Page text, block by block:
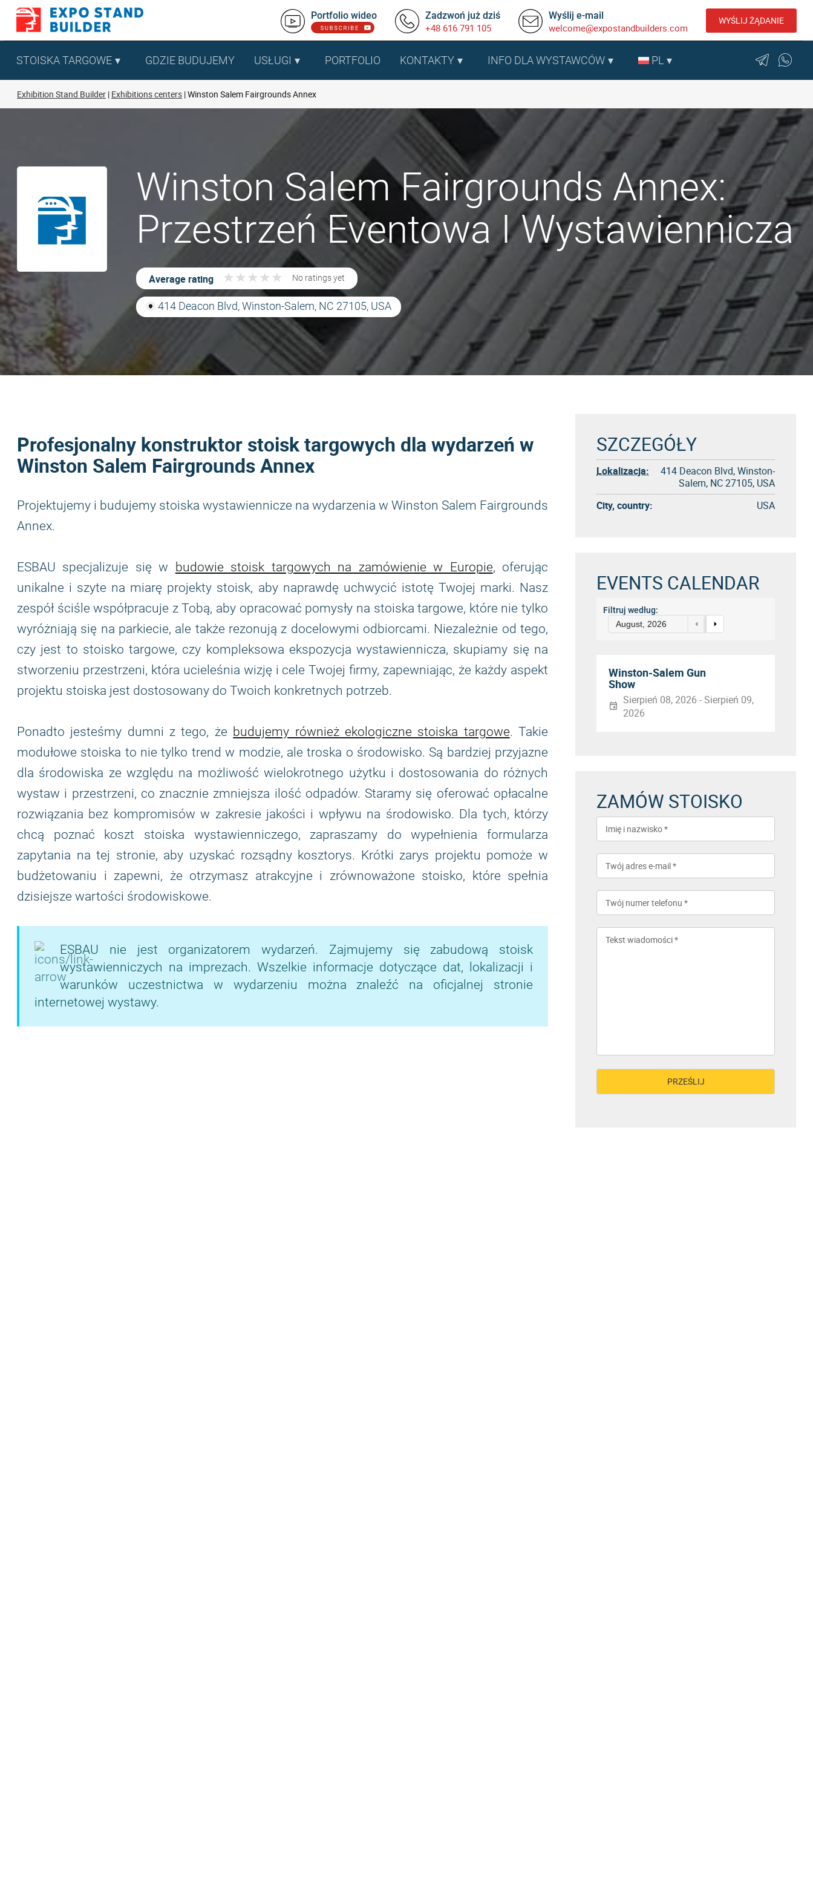
Skip
content
Portfolio wideo Zadzwoń już dziś
+48 616 791 105
Wyślij e-mail
welcome@expostandbuilders.com
WYŚLIJ ŻĄDANIE
STOISKA TARGOWE GDZIE BUDUJEMY USŁUGI PORTFOLIO KONTAKTY INFO DLA WYSTAWCÓW PL
Exhibition Stand Builder Exhibitions centers Winston Salem Fairgrounds Annex
Winston Salem Fairgrounds Annex:
Przestrzeń Eventowa I Wystawiennicza
Average rating ★ ★ ★ ★ ★
★ ★ ★ ★ ★ No ratings yet
414 Deacon Blvd, Winston-Salem, NC 27105, USA
Profesjonalny konstruktor stoisk targowych dla wydarzeń w
Winston Salem Fairgrounds Annex
Projektujemy i budujemy stoiska wystawiennicze na wydarzenia w Winston Salem Fairgrounds
Annex.
ESBAU specjalizuje się w budowie stoisk targowych na zamówienie w Europie, oferując
unikalne i szyte na miarę projekty stoisk, aby naprawdę uchwycić istotę Twojej marki. Nasz
zespół ściśle współpracuje z Tobą, aby opracować pomysły na stoiska targowe, które nie tylko
wyróżniają się na parkiecie, ale także rezonują z docelowymi odbiorcami. Niezależnie od tego,
czy jest to stoisko targowe, czy kompleksowa ekspozycja wystawiennicza, skupiamy się na
stworzeniu przestrzeni, która ucieleśnia wizję i cele Twojej firmy, zapewniając, że każdy aspekt
projektu stoiska jest dostosowany do Twoich konkretnych potrzeb.
Ponadto jesteśmy dumni z tego, że budujemy również ekologiczne stoiska targowe. Takie
modułowe stoiska to nie tylko trend w modzie, ale troska o środowisko. Są bardziej przyjazne
dla środowiska ze względu na możliwość wielokrotnego użytku i dostosowania do różnych
wystaw i przestrzeni, co znacznie zmniejsza ilość odpadów. Staramy się oferować opłacalne
rozwiązania bez kompromisów w zakresie jakości i wpływu na środowisko. Dla tych, którzy
chcą poznać koszt stoiska wystawienniczego, zapraszamy do wypełnienia formularza
zapytania na tej stronie, aby uzyskać rozsądny kosztorys. Krótki zarys projektu pomoże w
budżetowaniu i zapewni, że otrzymasz atrakcyjne i zrównoważone stoisko, które spełnia
dzisiejsze wartości środowiskowe.
ESBAU nie jest organizatorem wydarzeń. Zajmujemy się zabudową stoisk
wystawienniczych na imprezach. Wszelkie informacje dotyczące dat, lokalizacji i
warunków uczestnictwa w wydarzeniu można znaleźć na oficjalnej stronie
internetowej wystawy.
SZCZEGÓŁY
Lokalizacja:
414 Deacon Blvd, Winston-
Salem, NC 27105, USA
City, country:
USA
EVENTS CALENDAR
Filtruj według:
August, 2026
Winston-Salem Gun
Show
Sierpień 08, 2026 - Sierpień 09,
2026
ZAMÓW STOISKO